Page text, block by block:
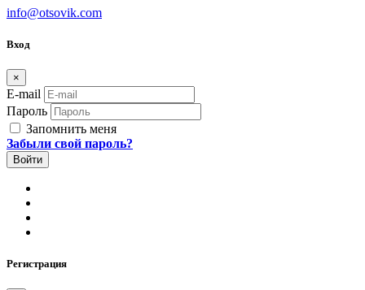
info@otsovik.com
Вход
×
E-mail
Пароль
Запомнить меня
Забыли свой пароль?
Регистрация